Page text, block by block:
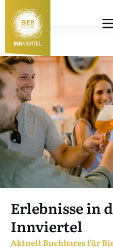
Erlebnisse in
Innviertel
Aktuell Buchbares für